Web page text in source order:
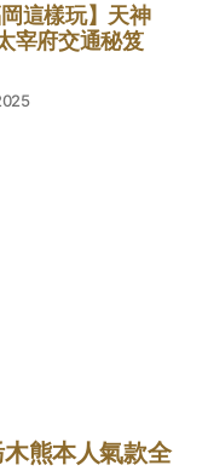
這樣玩】天神
宰府交通秘笈
熊本人氣款全